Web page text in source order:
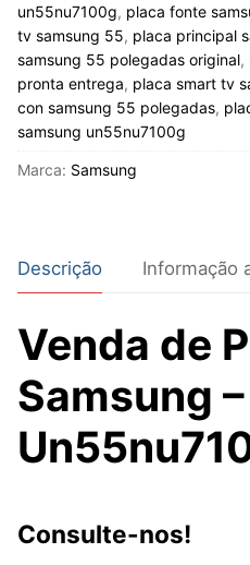
un55nu7100g, placa fonte
tv samsung 55, placa principal
samsung 55 polegadas original,
pronta entrega, placa smart tv
con samsung 55 polegadas,
samsung un55nu7100g
Marca: Samsung
Descrição Informação
Venda de
Samsung –
Consulte-nos!